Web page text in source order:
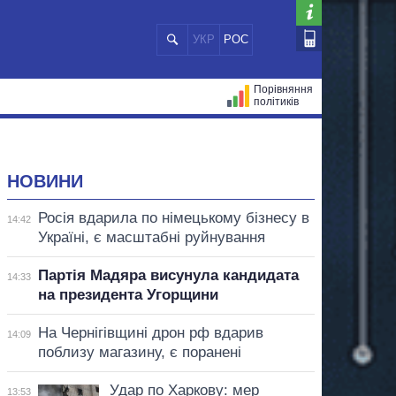
УКР РОС
Порівняння
політиків
НОВИНИ
14:42
Росія вдарила по німецькому бізнесу в
Україні, є масштабні руйнування
14:33
Партія Мадяра висунула кандидата
на президента Угорщини
14:09
На Чернігівщині дрон рф вдарив
поблизу магазину, є поранені
13:53
Удар по Харкову: мер